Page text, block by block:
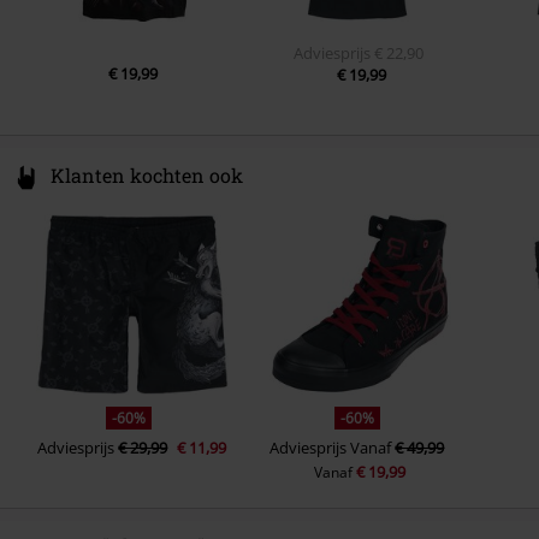
€ 19,99
Adviesprijs
€ 22,90
€ 19,99
Klanten kochten ook
-60%
Adviesprijs€ 29,99 € 11,99
-60%
AdviesprijsVanaf€ 49,99
Vanaf€ 19,99